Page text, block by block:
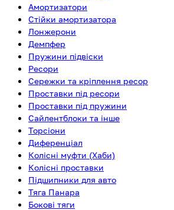
Амортизатори
Стійки амортизатора
Лонжерони
Демпфер
Пружини підвіски
Ресори
Сережки та кріплення ресор
Проставки під ресори
Проставки під пружини
Сайлентблоки та інше
Торсіони
Диференціал
Колісні муфти (Хаби)
Колісні проставки
Підшипники для авто
Тяга Панара
Бокові тяги